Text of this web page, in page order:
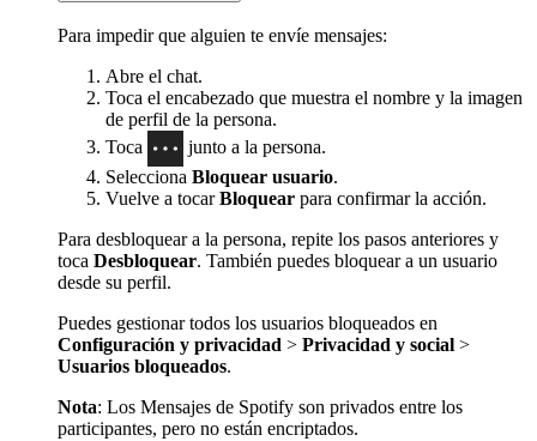
Para impedir que alguien te envíe mensajes:
Abre el chat.
Toca el encabezado que muestra el nombre y la imagen
de perfil de la persona.
Toca
junto a la persona.
Selecciona Bloquear usuario.
Vuelve a tocarBloquear para confirmar la acción.
Para desbloquear a la persona, repite los pasos anteriores y
toca Desbloquear. También puedes bloquear a un usuario
desde su perfil.
Puedes gestionar todos los usuarios bloqueados en
Configuración y privacidad > Privacidad y social >
Usuarios bloqueados.
Nota: Los Mensajes de Spotify son privados entre los
participantes, pero no están encriptados.